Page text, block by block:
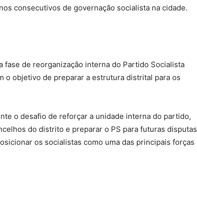
consecutivos de governação socialista na cidade.
fase de reorganização interna do Partido Socialista
o objetivo de preparar a estrutura distrital para os
o desafio de reforçar a unidade interna do partido,
do distrito e preparar o PS para futuras disputas
os socialistas como uma das principais forças